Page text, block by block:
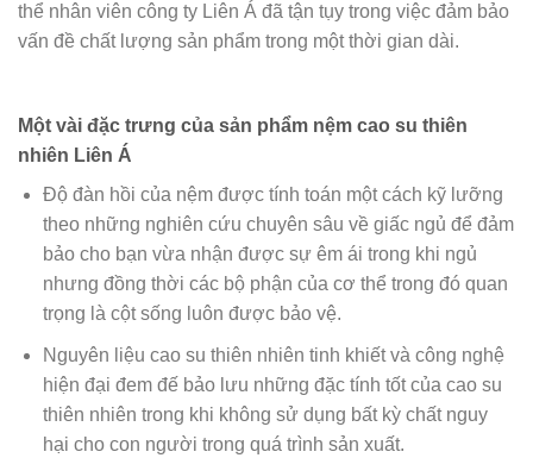
thể nhân viên công ty Liên Á đã tận tụy trong việc đảm bảo
vấn đề chất lượng sản phẩm trong một thời gian dài.
Một vài đặc trưng của sản phẩm nệm cao su thiên
nhiên Liên Á
Độ đàn hồi của nệm được tính toán một cách kỹ lưỡng
theo những nghiên cứu chuyên sâu về giấc ngủ để đảm
bảo cho bạn vừa nhận được sự êm ái trong khi ngủ
nhưng đồng thời các bộ phận của cơ thể trong đó quan
trọng là cột sống luôn được bảo vệ.
Nguyên liệu cao su thiên nhiên tinh khiết và công nghệ
hiện đại đem đế bảo lưu những đặc tính tốt của cao su
thiên nhiên trong khi không sử dụng bất kỳ chất nguy
hại cho con người trong quá trình sản xuất.